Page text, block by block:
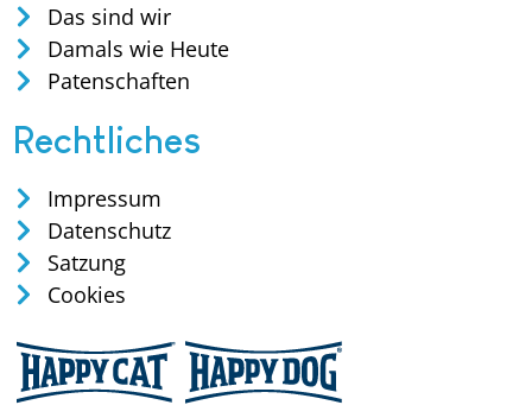
Das sind wir
Damals wie Heute
Patenschaften
Rechtliches
Impressum
Datenschutz
Satzung
Cookies